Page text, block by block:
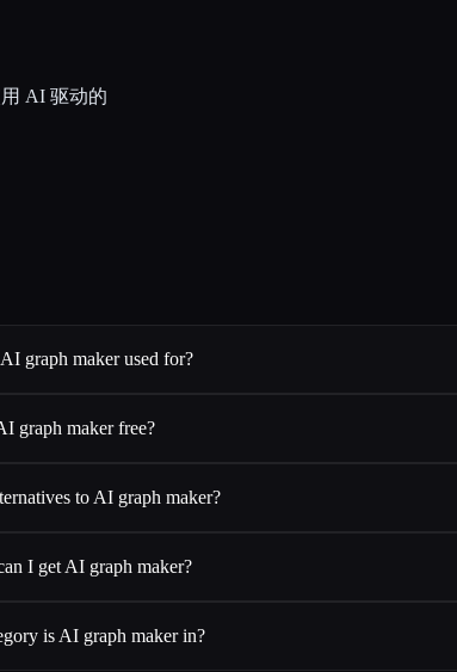
AI 驱动的
graph maker used for?
graph maker free?
to AI graph maker?
I get AI graph maker?
is AI graph maker in?